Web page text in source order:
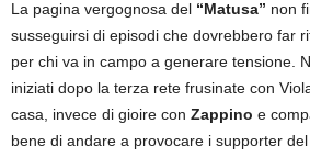
La pagina vergognosa del “Matusa” non
susseguirsi di episodi che dovrebbero far
per chi va in campo a generare tensione.
iniziati dopo la terza rete frusinate con
casa, invece di gioire con Zappino e
bene di andare a provocare i supporter del